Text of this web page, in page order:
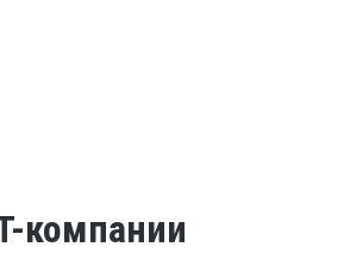
компании